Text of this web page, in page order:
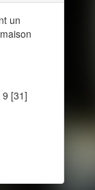
un
[31]